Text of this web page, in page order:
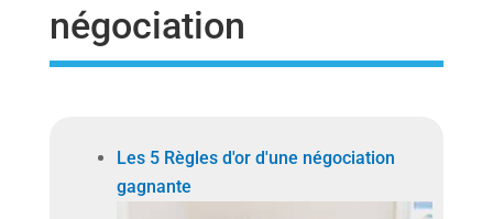
négociation
Les 5 Règles d'or d'une négociation
gagnante